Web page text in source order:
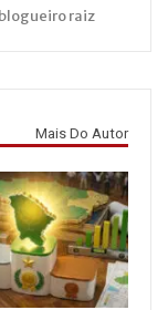
raiz
Mais Do Autor